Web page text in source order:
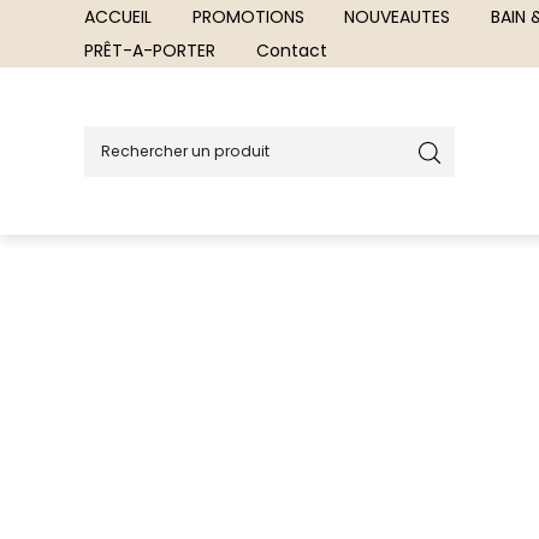
ACCUEIL PROMOTIONS NOUVEAUTES BAIN
PRÊT-A-PORTER
Contact